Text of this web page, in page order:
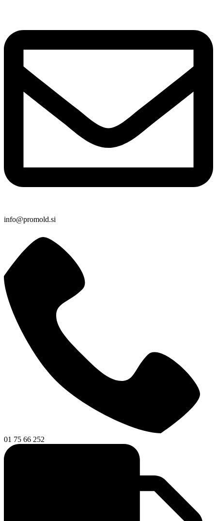
info@promold.si
01 75 66 252